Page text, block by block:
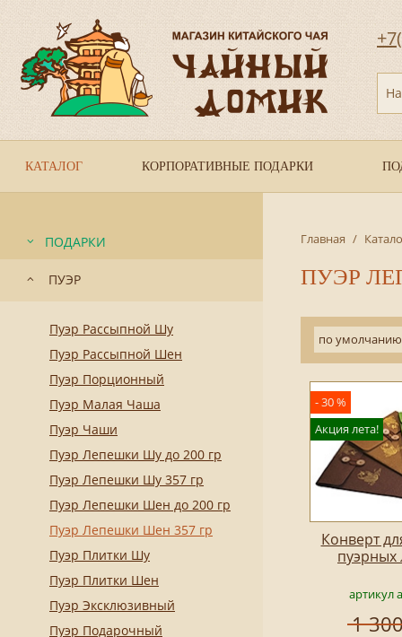
КАТАЛОГ КОРПОРАТИВНЫЕ ПОДАРКИ
ПОДАРКИ
ПУЭР
Пуэр Рассыпной Шу
Пуэр Рассыпной Шен
Пуэр Порционный
Пуэр Малая Чаша
Пуэр Чаши
Пуэр Лепешки Шу до 200 гр
Пуэр Лепешки Шу 357 гр
Пуэр Лепешки Шен до 200 гр
Пуэр Лепешки Шен 357 гр
Пуэр Плитки Шу
Пуэр Плитки Шен
Пуэр Эксклюзивный
Пуэр Подарочный
Главная /
ПУЭР
по умолчанию
- 30 %
Акция лета!
Конверт
артикул
1